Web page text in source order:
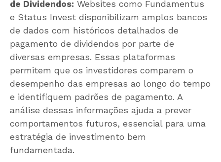
de Dividendos: Websites como Fundamentus
e Status Invest disponibilizam amplos bancos
de dados com históricos detalhados de
pagamento de dividendos por parte de
diversas empresas. Essas plataformas
permitem que os investidores comparem o
desempenho das empresas ao longo do tempo
e identifiquem padrões de pagamento. A
análise dessas informações ajuda a prever
comportamentos futuros, essencial para uma
estratégia de investimento bem
fundamentada.